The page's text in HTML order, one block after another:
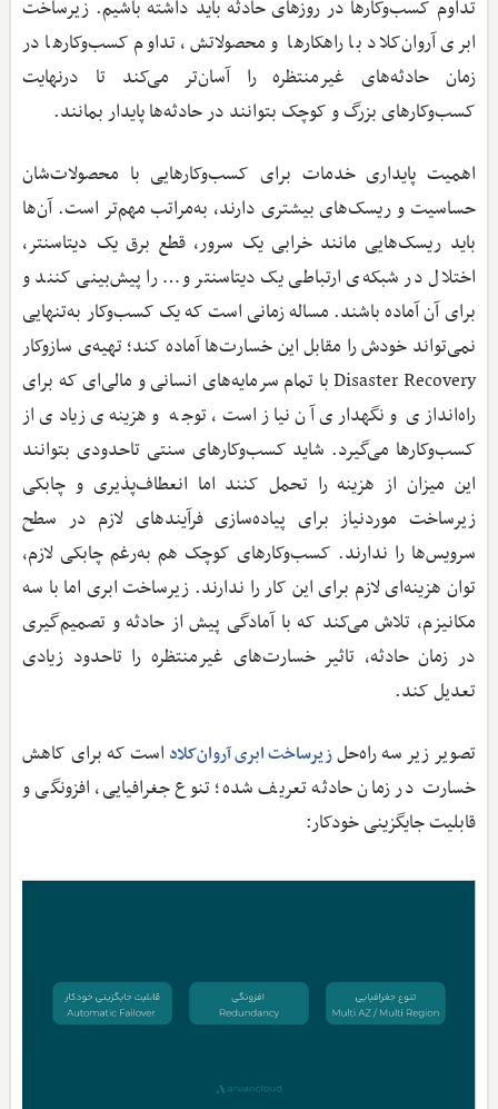
تداوم کسب‌وکارها در روزهای حادثه‌‌ باید داشته باشیم. زیرساخت
ابری آروان‌کلاد با راهکارها و محصولاتش، تداوم کسب‌وکارها در
زمان حادثه‌های غیرمنتظره را آسان‌تر می‌کند تا درنهایت
کسب‌وکارهای بزرگ و کوچک بتوانند در حادثه‌ها پایدار بمانند.
اهمیت پایداری خدمات برای کسب‌وکارهایی با محصولات‌شان
حساسیت و ریسک‌های بیشتری دارند، به‌مراتب مهم‌تر است. آن‌ها
باید ریسک‌هایی مانند خرابی یک سرور، قطع برق یک دیتاسنتر،
اختلال در شبکه‌ی ارتباطی یک دیتاسنتر و… را پیش‌بینی کنند و
برای آن آماده باشند. مساله زمانی است که یک کسب‌وکار به‌تنهایی
نمی‌تواند خودش را مقابل این خسارت‌ها آماده‌ کند؛ تهیه‌ی سازوکار
Disaster Recovery با تمام سرمایه‌های انسانی و مالی‌ای که برای
راه‌اندازی و نگهداری آن نیاز است، توجه و هزینه‌ی زیادی از
کسب‌وکارها می‌گیرد. شاید کسب‌وکارهای سنتی تاحدودی بتوانند
این میزان از هزینه‌ را تحمل کنند اما انعطاف‌پذیری و چابکی
زیرساخت موردنیاز برای پیاده‌سازی فرآیند‌های لازم در سطح
سرویس‌ها را ندارند. کسب‌وکارهای کوچک هم به‌رغم چابکی لازم،
توان هزینه‌ای لازم برای این کار را ندارند. زیرساخت ابری اما با سه
مکانیزم، تلاش می‌کند که با آمادگی پیش از حادثه و تصمیم‌گیری
در زمان حادثه، تاثیر خسارت‌های غیرمنتظره را تاحدود زیادی
تعدیل کند.
تصویر زیر سه راه‌حلزیرساخت ابری آروان‌کلاد است که برای کاهش
خسارت‌ در زمان حادثه تعریف شده؛ تنوع جغرافیایی، افزونگی و
قابلیت جایگزینی خودکار: